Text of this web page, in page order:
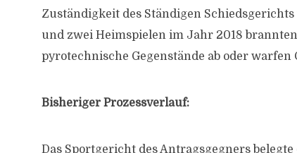
Zuständigkeit des Ständigen
und zwei Heimspielen im Jahr 2018
pyrotechnische Gegenstände ab oder
Bisheriger Prozessverlauf:
Das Sportgericht des Antragsgegners